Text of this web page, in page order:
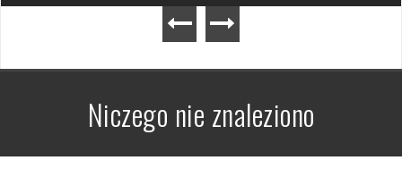
Niczego nie znaleziono